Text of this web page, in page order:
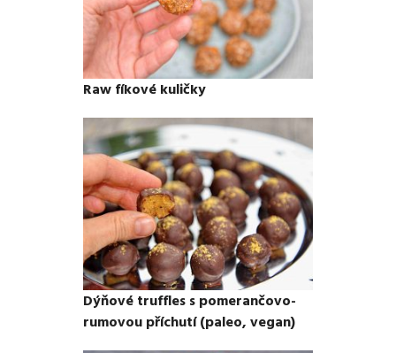
Raw fíkové kuličky
Dýňové truffles s pomerančovo-
rumovou příchutí (paleo, vegan)